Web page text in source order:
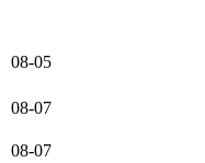
08-05
08-07
08-07